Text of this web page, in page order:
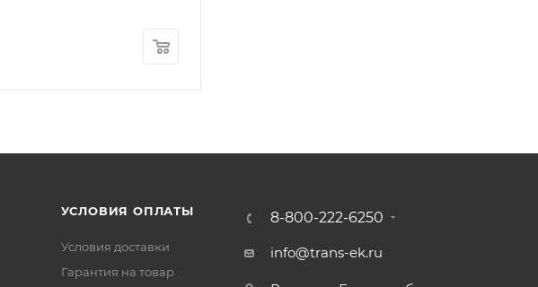
УСЛОВИЯ ОПЛАТЫ
Условия доставки
Гарантия на товар
8-800-222-6250
info@trans-ek.ru